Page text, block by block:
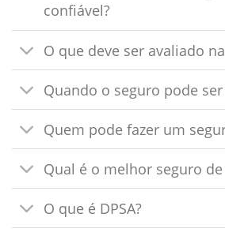
confiável?
O que deve ser avaliado
Quando o seguro pode
Quem pode fazer um
Qual é o melhor seguro de
O que é DPSA?